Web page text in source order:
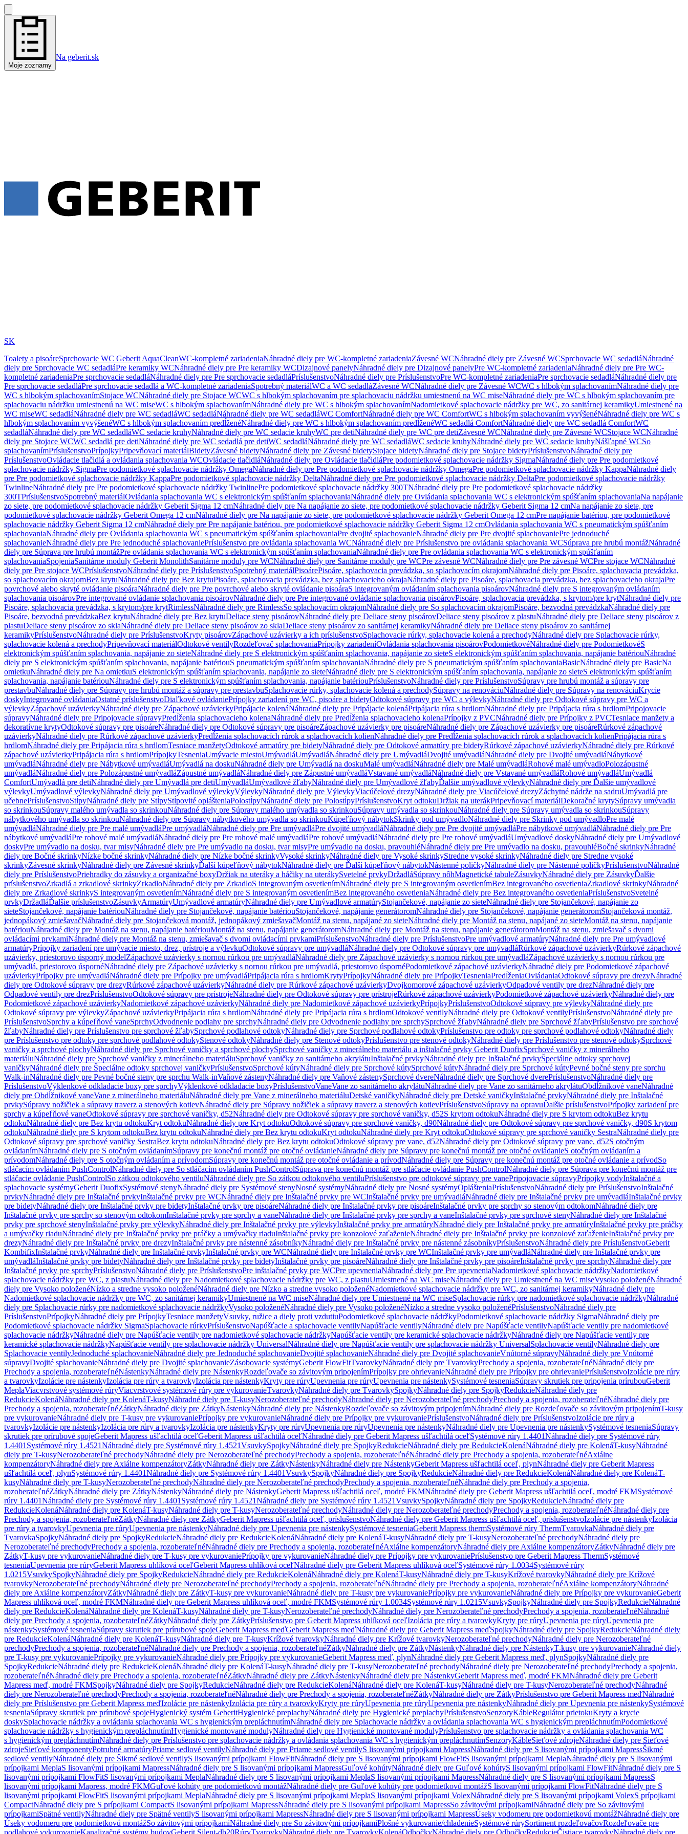
Moje zoznamy
Na geberit.sk
SK
Toalety a pisoáreSprchovacie WC Geberit AquaCleanWC-kompletné zariadeniaNáhradné diely pre WC-kompletné zariadeniaZávesné WCNáhradné diely pre Závesné WCSprchovacie WC sedadláNáhradné
diely pre Sprchovacie WC sedadláPre keramiky WCNáhradné diely pre Pre keramiky WCDizajnové panelyNáhradné diely pre Dizajnové panelyPre WC-kompletné zariadeniaNáhradné diely pre Pre WC-
kompletné zariadeniaPre sprchovacie sedadláNáhradné diely pre Pre sprchovacie sedadláPríslušenstvoNáhradné diely pre PríslušenstvoPre WC-kompletné zariadeniaPre sprchovacie sedadláNáhradné diely pre
Pre sprchovacie sedadláPre sprchovacie sedadlá a WC-kompletné zariadeniaSpotrebný materiálWC a WC sedadláZávesné WCNáhradné diely pre Závesné WCWC s hlbokým splachovanímNáhradné diely pre
WC s hlbokým splachovanímStojace WCNáhradné diely pre Stojace WCWC s hlbokým splachovaním pre splachovaciu nádržku umiestnenú na WC miseNáhradné diely pre WC s hlbokým splachovaním pre
splachovaciu nádržku umiestnenú na WC miseWC s hlbokým splachovanímNáhradné diely pre WC s hlbokým splachovanímNadomietkové splachovacie nádržky pre WC, zo sanitárnej keramikyUmiestnené na
WC miseWC sedadláNáhradné diely pre WC sedadláWC sedadláNáhradné diely pre WC sedadláWC ComfortNáhradné diely pre WC ComfortWC s hlbokým splachovaním vyvýšenéNáhradné diely pre WC s
hlbokým splachovaním vyvýšenéWC s hlbokým splachovaním predĺženéNáhradné diely pre WC s hlbokým splachovaním predĺženéWC sedadlá ComfortNáhradné diely pre WC sedadlá ComfortWC
sedadláNáhradné diely pre WC sedadláWC sedacie kruhyNáhradné diely pre WC sedacie kruhyWC pre detiNáhradné diely pre WC pre detiZávesné WCNáhradné diely pre Závesné WCStojace WCNáhradné
diely pre Stojace WCWC sedadlá pre detiNáhradné diely pre WC sedadlá pre detiWC sedadláNáhradné diely pre WC sedadláWC sedacie kruhyNáhradné diely pre WC sedacie kruhyNášľapné WCSo
splachovanímPríslušenstvoPrípojkyPripevňovací materiálBidetyZávesné bidetyNáhradné diely pre Závesné bidetyStojace bidetyNáhradné diely pre Stojace bidetyPríslušenstvoNáhradné diely pre
PríslušenstvoOvládacie tlačidlá a ovládania splachovania WCOvládacie tlačidláNáhradné diely pre Ovládacie tlačidláPre podomietkové splachovacie nádržky SigmaNáhradné diely pre Pre podomietkové
splachovacie nádržky SigmaPre podomietkové splachovacie nádržky OmegaNáhradné diely pre Pre podomietkové splachovacie nádržky OmegaPre podomietkové splachovacie nádržky KappaNáhradné diely
pre Pre podomietkové splachovacie nádržky KappaPre podomietkové splachovacie nádržky DeltaNáhradné diely pre Pre podomietkové splachovacie nádržky DeltaPre podomietkové splachovacie nádržky
TwinlineNáhradné diely pre Pre podomietkové splachovacie nádržky TwinlinePre podomietkové splachovacie nádržky 300TNáhradné diely pre Pre podomietkové splachovacie nádržky
300TPríslušenstvoSpotrebný materiálOvládania splachovania WC s elektronickým spúšťaním splachovaniaNáhradné diely pre Ovládania splachovania WC s elektronickým spúšťaním splachovaniaNa napájanie
zo siete, pre podomietkové splachovacie nádržky Geberit Sigma 12 cmNáhradné diely pre Na napájanie zo siete, pre podomietkové splachovacie nádržky Geberit Sigma 12 cmNa napájanie zo siete, pre
podomietkové splachovacie nádržky Geberit Omega 12 cmNáhradné diely pre Na napájanie zo siete, pre podomietkové splachovacie nádržky Geberit Omega 12 cmPre napájanie batériou, pre podomietkové
splachovacie nádržky Geberit Sigma 12 cmNáhradné diely pre Pre napájanie batériou, pre podomietkové splachovacie nádržky Geberit Sigma 12 cmOvládania splachovania WC s pneumatickým spúšťaním
splachovaniaNáhradné diely pre Ovládania splachovania WC s pneumatickým spúšťaním splachovaniaPre dvojité splachovanieNáhradné diely pre Pre dvojité splachovaniePre jednoduché
splachovanieNáhradné diely pre Pre jednoduché splachovaniePríslušenstvo pre ovládania splachovania WCNáhradné diely pre Príslušenstvo pre ovládania splachovania WCSúprava pre hrubú montážNáhradné
diely pre Súprava pre hrubú montážPre ovládania splachovania WC s elektronickým spúšťaním splachovaniaNáhradné diely pre Pre ovládania splachovania WC s elektronickým spúšťaním
splachovaniaSpojeniaSanitárne moduly Geberit MonolithSanitárne moduly pre WCNáhradné diely pre Sanitárne moduly pre WCPre závesné WCNáhradné diely pre Pre závesné WCPre stojace WCNáhradné
diely pre Pre stojace WCPríslušenstvoNáhradné diely pre PríslušenstvoSpotrebný materiálPisoárePisoáre, splachovacia prevádzka, so splachovacím okrajomNáhradné diely pre Pisoáre, splachovacia prevádzka,
so splachovacím okrajomBez krytuNáhradné diely pre Bez krytuPisoáre, splachovacia prevádzka, bez splachovacieho okrajaNáhradné diely pre Pisoáre, splachovacia prevádzka, bez splachovacieho okrajaPre
povrchové alebo skryté ovládanie pisoáraNáhradné diely pre Pre povrchové alebo skryté ovládanie pisoáraS integrovaným ovládaním splachovania pisoárovNáhradné diely pre S integrovaným ovládaním
splachovania pisoárovPre integrované ovládanie splachovania pisoárovNáhradné diely pre Pre integrované ovládanie splachovania pisoárovPisoáre, splachovacia prevádzka, s krytom/pre krytNáhradné diely pre
Pisoáre, splachovacia prevádzka, s krytom/pre krytRimlessNáhradné diely pre RimlessSo splachovacím okrajomNáhradné diely pre So splachovacím okrajomPisoáre, bezvodná prevádzkaNáhradné diely pre
Pisoáre, bezvodná prevádzkaBez krytuNáhradné diely pre Bez krytuDeliace steny pisoárovNáhradné diely pre Deliace steny pisoárovDeliace steny pisoárov z plastuNáhradné diely pre Deliace steny pisoárov z
plastuDeliace steny pisoárov zo sklaNáhradné diely pre Deliace steny pisoárov zo sklaDeliace steny pisoárov zo sanitárnej keramikyNáhradné diely pre Deliace steny pisoárov zo sanitárnej
keramikyPríslušenstvoNáhradné diely pre PríslušenstvoKryty pisoárovZápachové uzávierky a ich príslušenstvoSplachovacie rúrky, splachovacie kolená a prechodyNáhradné diely pre Splachovacie rúrky,
splachovacie kolená a prechodyPripevňovací materiálOdtokové ventilyRozdeľovač splachovaniaPrípojky zariadeníOvládania splachovania pisoárovPodomietkovéNáhradné diely pre PodomietkovéS
elektronickým spúšťaním splachovania, napájanie zo sieteNáhradné diely pre S elektronickým spúšťaním splachovania, napájanie zo sieteS elektronickým spúšťaním splachovania, napájanie batériouNáhradné
diely pre S elektronickým spúšťaním splachovania, napájanie batériouS pneumatickým spúšťaním splachovaniaNáhradné diely pre S pneumatickým spúšťaním splachovaniaBasicNáhradné diely pre BasicNa
omietkuNáhradné diely pre Na omietkuS elektronickým spúšťaním splachovania, napájanie zo sieteNáhradné diely pre S elektronickým spúšťaním splachovania, napájanie zo sieteS elektronickým spúšťaním
splachovania, napájanie batériouNáhradné diely pre S elektronickým spúšťaním splachovania, napájanie batériouPríslušenstvoNáhradné diely pre PríslušenstvoSúpravy pre hrubú montáž a súpravy pre
prestavbuNáhradné diely pre Súpravy pre hrubú montáž a súpravy pre prestavbuSplachovacie rúrky, splachovacie kolená a prechodySúpravy na renováciuNáhradné diely pre Súpravy na renováciuKrycie
doskyIntegrované ovládaniaOstatné príslušenstvoDiaľkové ovládaniePrípojky zariadení pre WC, pisoáre a bidetyOdtokové súpravy pre WC a výlevkyNáhradné diely pre Odtokové súpravy pre WC a
výlevkyZápachové uzávierkyNáhradné diely pre Zápachové uzávierkyPripájacie kolenáNáhradné diely pre Pripájacie kolenáPripájacia rúra s hrdlomNáhradné diely pre Pripájacia rúra s hrdlomPripojovacie
súpravyNáhradné diely pre Pripojovacie súpravyPredĺženia splachovacieho kolenaNáhradné diely pre Predĺženia splachovacieho kolenaPrípojky z PVCNáhradné diely pre Prípojky z PVCTesniace manžety a
dekoratívne krytyOdtokové súpravy pre pisoáreNáhradné diely pre Odtokové súpravy pre pisoáreZápachové uzávierky pre pisoáreNáhradné diely pre Zápachové uzávierky pre pisoáreRúrkové zápachové
uzávierkyNáhradné diely pre Rúrkové zápachové uzávierkyPredĺženia splachovacích rúrok a splachovacích kolienNáhradné diely pre Predĺženia splachovacích rúrok a splachovacích kolienPripájacia rúra s
hrdlomNáhradné diely pre Pripájacia rúra s hrdlomTesniace manžetyOdtokové armatúry pre bidetyNáhradné diely pre Odtokové armatúry pre bidetyRúrkové zápachové uzávierkyNáhradné diely pre Rúrkové
zápachové uzávierkyPripájacia rúra s hrdlomPrípojkyTesneniaUmývacie miestoUmývadláUmývadláNáhradné diely pre UmývadláDvojité umývadláNáhradné diely pre Dvojité umývadláNábytkové
umývadláNáhradné diely pre Nábytkové umývadláUmývadlá na doskuNáhradné diely pre Umývadlá na doskuMalé umývadláNáhradné diely pre Malé umývadláRohové malé umývadloPolozápustné
umývadláNáhradné diely pre Polozápustné umývadláZápustné umývadláNáhradné diely pre Zápustné umývadláVstavané umývadláNáhradné diely pre Vstavané umývadláRohové umývadláUmývadlá
ComfortUmývadlá pre detiNáhradné diely pre Umývadlá pre detiUmývadláUmývadlové žľabyNáhradné diely pre Umývadlové žľabyĎalšie umývadlové výlevkyNáhradné diely pre Ďalšie umývadlové
výlevkyUmývadlové výlevkyNáhradné diely pre Umývadlové výlevkyVýlevkyNáhradné diely pre VýlevkyViacúčelové drezyNáhradné diely pre Viacúčelové drezyZáchytné nádrže na sadruUmývadlá pre
učebnePríslušenstvoStĺpyNáhradné diely pre StĺpyStĺpovité oplášteniaPolostĺpyNáhradné diely pre PolostĺpyPríslušenstvoKryt odtokuDržiak na uterákPripevňovací materiálDekoračné krytySúpravy umývadla
so skrinkouSúpravy malého umývadla so skrinkouNáhradné diely pre Súpravy malého umývadla so skrinkouSúpravy umývadla so skrinkouNáhradné diely pre Súpravy umývadla so skrinkouSúpravy
nábytkového umývadla so skrinkouNáhradné diely pre Súpravy nábytkového umývadla so skrinkouKúpeľňový nábytokSkrinky pod umývadloNáhradné diely pre Skrinky pod umývadloPre malé
umývadláNáhradné diely pre Pre malé umývadláPre umývadláNáhradné diely pre Pre umývadláPre dvojité umývadláNáhradné diely pre Pre dvojité umývadláPre nábytkové umývadláNáhradné diely pre Pre
nábytkové umývadláPre rohové malé umývadláNáhradné diely pre Pre rohové malé umývadláPre rohové umývadláNáhradné diely pre Pre rohové umývadláUmývadlové doskyNáhradné diely pre Umývadlové
doskyPre umývadlo na dosku, tvar misyNáhradné diely pre Pre umývadlo na dosku, tvar misyPre umývadlo na dosku, pravouhléNáhradné diely pre Pre umývadlo na dosku, pravouhléBočné skrinkyNáhradné
diely pre Bočné skrinkyNízke bočné skrinkyNáhradné diely pre Nízke bočné skrinkyVysoké skrinkyNáhradné diely pre Vysoké skrinkyStredne vysoké skrinkyNáhradné diely pre Stredne vysoké
skrinkyZávesné skrinkyNáhradné diely pre Závesné skrinkyĎalší kúpeľňový nábytokNáhradné diely pre Ďalší kúpeľňový nábytokNástenné poličkyNáhradné diely pre Nástenné poličkyPríslušenstvoNáhradné
diely pre PríslušenstvoPriehradky do zásuvky a organizačné boxyDržiak na uteráky a háčiky na uterákySvetelné prvkyDržadláSúpravy nôhMagnetické tabuleZásuvkyNáhradné diely pre ZásuvkyĎalšie
príslušenstvoZrkadlá a zrkadlové skrinkyZrkadloNáhradné diely pre ZrkadloS integrovaným osvetlenímNáhradné diely pre S integrovaným osvetlenímBez integrovaného osvetleniaZrkadlové skrinkyNáhradné
diely pre Zrkadlové skrinkyS integrovaným osvetlenímNáhradné diely pre S integrovaným osvetlenímBez integrovaného osvetleniaNáhradné diely pre Bez integrovaného osvetleniaPríslušenstvoSvetelné
prvkyDržadláĎalšie príslušenstvoZásuvkyArmatúryUmývadlové armatúryNáhradné diely pre Umývadlové armatúryStojančekové, napájanie zo sieteNáhradné diely pre Stojančekové, napájanie zo
sieteStojančekové, napájanie batériouNáhradné diely pre Stojančekové, napájanie batériouStojančekové, napájanie generátoromNáhradné diely pre Stojančekové, napájanie generátoromStojančeková montáž,
jednopákový zmiešavačNáhradné diely pre Stojančeková montáž, jednopákový zmiešavačMontáž na stenu, napájané zo sieteNáhradné diely pre Montáž na stenu, napájané zo sieteMontáž na stenu, napájanie
batériouNáhradné diely pre Montáž na stenu, napájanie batériouMontáž na stenu, napájanie generátoromNáhradné diely pre Montáž na stenu, napájanie generátoromMontáž na stenu, zmiešavač s dvomi
ovládacími prvkamiNáhradné diely pre Montáž na stenu, zmiešavač s dvomi ovládacími prvkamiPríslušenstvoNáhradné diely pre PríslušenstvoPre umývadlové armatúryNáhradné diely pre Pre umývadlové
armatúryPrípojky zariadení pre umývacie miesto, drez, prístroje a výlevkuOdtokové súpravy pre umývadláNáhradné diely pre Odtokové súpravy pre umývadláRúrkové zápachové uzávierkyRúrkové zápachové
uzávierky, priestorovo úsporný modelZápachové uzávierky s nornou rúrkou pre umývadláNáhradné diely pre Zápachové uzávierky s nornou rúrkou pre umývadláZápachové uzávierky s nornou rúrkou pre
umývadlá, priestorovo úspornéNáhradné diely pre Zápachové uzávierky s nornou rúrkou pre umývadlá, priestorovo úspornéPodomietkové zápachové uzávierkyNáhradné diely pre Podomietkové zápachové
uzávierkyPrípojky pre umývadláNáhradné diely pre Prípojky pre umývadláPripájacia rúra s hrdlomKrytyPrípojkyNáhradné diely pre PrípojkyTesneniaPredĺženiaOvládaniaOdtokové súpravy pre drezyNáhradné
diely pre Odtokové súpravy pre drezyRúrkové zápachové uzávierkyNáhradné diely pre Rúrkové zápachové uzávierkyDvojkomorové zápachové uzávierkyOdpadové ventily pre drezNáhradné diely pre
Odpadové ventily pre drezPríslušenstvoOdtokové súpravy pre prístrojeNáhradné diely pre Odtokové súpravy pre prístrojeRúrkové zápachové uzávierkyPodomietkové zápachové uzávierkyNáhradné diely pre
Podomietkové zápachové uzávierkyNadomietkové zápachové uzávierkyNáhradné diely pre Nadomietkové zápachové uzávierkyPrípojkyPríslušenstvoOdtokové súpravy pre výlevkyNáhradné diely pre
Odtokové súpravy pre výlevkyZápachové uzávierkyPripájacia rúra s hrdlomNáhradné diely pre Pripájacia rúra s hrdlomOdtokové ventilyNáhradné diely pre Odtokové ventilyPríslušenstvoNáhradné diely pre
PríslušenstvoSprchy a kúpeľňové vaneSprchyOdvodnenie podlahy pre sprchyNáhradné diely pre Odvodnenie podlahy pre sprchySprchové žľabyNáhradné diely pre Sprchové žľabyPríslušenstvo pre sprchové
žľabyNáhradné diely pre Príslušenstvo pre sprchové žľabySprchové podlahové odtokyNáhradné diely pre Sprchové podlahové odtokyPríslušenstvo pre odtoky pre sprchové podlahové odtokyNáhradné diely
pre Príslušenstvo pre odtoky pre sprchové podlahové odtokyStenové odtokyNáhradné diely pre Stenové odtokyPríslušenstvo pre stenové odtokyNáhradné diely pre Príslušenstvo pre stenové odtokySprchové
vaničky a sprchové plochyNáhradné diely pre Sprchové vaničky a sprchové plochySprchové vaničky z minerálneho materiálu a inštalačné prvky Geberit DuofixSprchové vaničky z minerálneho
materiáluNáhradné diely pre Sprchové vaničky z minerálneho materiáluSprchové vaničky zo sanitárneho akrylátuInštalačné prvkyNáhradné diely pre Inštalačné prvkyŠpeciálne odtoky sprchovej
vaničkyNáhradné diely pre Špeciálne odtoky sprchovej vaničkyPríslušenstvoSprchové kútyNáhradné diely pre Sprchové kútySprchové kútyNáhradné diely pre Sprchové kútyPevné bočné steny pre sprchu
Walk-inNáhradné diely pre Pevné bočné steny pre sprchu Walk-inVaňové zástenyNáhradné diely pre Vaňové zástenySprchové dvereNáhradné diely pre Sprchové dverePríslušenstvoNáhradné diely pre
PríslušenstvoVýklenkové odkladacie boxy pre sprchyVýklenkové odkladacie boxyPríslušenstvoVaneVane zo sanitárneho akrylátuNáhradné diely pre Vane zo sanitárneho akrylátuObdĺžnikové vaneNáhradné
diely pre Obdĺžnikové vaneVane z minerálneho materiáluNáhradné diely pre Vane z minerálneho materiáluDetské vaničkyNáhradné diely pre Detské vaničkyInštalačné prvkyNáhradné diely pre Inštalačné
prvkySúpravy nožičiek a súpravy traverz a stenových kotievNáhradné diely pre Súpravy nožičiek a súpravy traverz a stenových kotievPríslušenstvoSúpravy na opravuĎalšie príslušenstvoPrípojky zariadení pre
sprchy a kúpeľňové vaneOdtokové súpravy pre sprchové vaničky, d52Náhradné diely pre Odtokové súpravy pre sprchové vaničky, d52S krytom odtokuNáhradné diely pre S krytom odtokuBez krytu
odtokuNáhradné diely pre Bez krytu odtokuKryt odtokuNáhradné diely pre Kryt odtokuOdtokové súpravy pre sprchové vaničky, d90Náhradné diely pre Odtokové súpravy pre sprchové vaničky, d90S krytom
odtokuNáhradné diely pre S krytom odtokuBez krytu odtokuNáhradné diely pre Bez krytu odtokuKryt odtokuNáhradné diely pre Kryt odtokuOdtokové súpravy pre sprchové vaničky SestraNáhradné diely pre
Odtokové súpravy pre sprchové vaničky SestraBez krytu odtokuNáhradné diely pre Bez krytu odtokuOdtokové súpravy pre vane, d52Náhradné diely pre Odtokové súpravy pre vane, d52S otočným
ovládanímNáhradné diely pre S otočným ovládanímSúpravy pre konečnú montáž pre otočné ovládanieNáhradné diely pre Súpravy pre konečnú montáž pre otočné ovládanieS otočným ovládaním a
prívodomNáhradné diely pre S otočným ovládaním a prívodomSúpravy pre konečnú montáž pre otočné ovládanie a prívodNáhradné diely pre Súpravy pre konečnú montáž pre otočné ovládanie a prívodSo
stláčacím ovládaním PushControlNáhradné diely pre So stláčacím ovládaním PushControlSúprava pre konečnú montáž pre stláčacie ovládanie PushControlNáhradné diely pre Súprava pre konečnú montáž pre
stláčacie ovládanie PushControlSo zátkou odtokového ventiluNáhradné diely pre So zátkou odtokového ventiluPríslušenstvo pre odtokové súpravy pre vanePripojovacie súpravyPrípojky vodyInštalačné a
splachovacie systémyGeberit DuofixSystémové stenyNáhradné diely pre Systémové stenyNosné systémyNáhradné diely pre Nosné systémyOplášteniaPríslušenstvoNáhradné diely pre PríslušenstvoInštalačné
prvkyNáhradné diely pre Inštalačné prvkyInštalačné prvky pre WCNáhradné diely pre Inštalačné prvky pre WCInštalačné prvky pre umývadláNáhradné diely pre Inštalačné prvky pre umývadláInštalačné prvky
pre bidetyNáhradné diely pre Inštalačné prvky pre bidetyInštalačné prvky pre pisoáreNáhradné diely pre Inštalačné prvky pre pisoáreInštalačné prvky pre sprchy so stenovým odtokomNáhradné diely pre
Inštalačné prvky pre sprchy so stenovým odtokomInštalačné prvky pre sprchy a vaneNáhradné diely pre Inštalačné prvky pre sprchy a vaneInštalačné prvky pre sprchové stenyNáhradné diely pre Inštalačné
prvky pre sprchové stenyInštalačné prvky pre výlevkyNáhradné diely pre Inštalačné prvky pre výlevkyInštalačné prvky pre armatúryNáhradné diely pre Inštalačné prvky pre armatúryInštalačné prvky pre práčky
a umývačky riaduNáhradné diely pre Inštalačné prvky pre práčky a umývačky riaduInštalačné prvky pre konzolové zaťaženieNáhradné diely pre Inštalačné prvky pre konzolové zaťaženieInštalačné prvky pre
drezyNáhradné diely pre Inštalačné prvky pre drezyInštalačné prvky pre nástenné zásobníkyNáhradné diely pre Inštalačné prvky pre nástenné zásobníkyPríslušenstvoNáhradné diely pre PríslušenstvoGeberit
KombifixInštalačné prvkyNáhradné diely pre Inštalačné prvkyInštalačné prvky pre WCNáhradné diely pre Inštalačné prvky pre WCInštalačné prvky pre umývadláNáhradné diely pre Inštalačné prvky pre
umývadláInštalačné prvky pre bidetyNáhradné diely pre Inštalačné prvky pre bidetyInštalačné prvky pre pisoáreNáhradné diely pre Inštalačné prvky pre pisoáreInštalačné prvky pre sprchyNáhradné diely pre
Inštalačné prvky pre sprchyPríslušenstvoNáhradné diely pre PríslušenstvoPre inštalačné prvky pre WCPre upevneniaNáhradné diely pre Pre upevneniaNadomietkové splachovacie nádržkyNadomietkové
splachovacie nádržky pre WC, z plastuNáhradné diely pre Nadomietkové splachovacie nádržky pre WC, z plastuUmiestnené na WC miseNáhradné diely pre Umiestnené na WC miseVysoko položenéNáhradné
diely pre Vysoko položenéNízko a stredne vysoko položenéNáhradné diely pre Nízko a stredne vysoko položenéNadomietkové splachovacie nádržky pre WC, zo sanitárnej keramikyNáhradné diely pre
Nadomietkové splachovacie nádržky pre WC, zo sanitárnej keramikyUmiestnené na WC miseNáhradné diely pre Umiestnené na WC miseSplachovacie rúrky pre nadomietkové splachovacie nádržkyNáhradné
diely pre Splachovacie rúrky pre nadomietkové splachovacie nádržkyVysoko položenéNáhradné diely pre Vysoko položenéNízko a stredne vysoko položenéPríslušenstvoNáhradné diely pre
PríslušenstvoPrípojkyNáhradné diely pre PrípojkyTesniace manžetyVsuvky, ružice a diely proti vzdutiuPodomietkové splachovacie nádržkyPodomietkové splachovacie nádržky SigmaNáhradné diely pre
Podomietkové splachovacie nádržky SigmaSplachovacie rúrkyPríslušenstvoNapúšťacie a splachovacie ventilyNapúšťacie ventilyNáhradné diely pre Napúšťacie ventilyNapúšťacie ventily pre nadomietkové
splachovacie nádržkyNáhradné diely pre Napúšťacie ventily pre nadomietkové splachovacie nádržkyNapúšťacie ventily pre keramické splachovacie nádržkyNáhradné diely pre Napúšťacie ventily pre
keramické splachovacie nádržkyNapúšťacie ventily pre splachovacie nádržky UniversalNáhradné diely pre Napúšťacie ventily pre splachovacie nádržky UniversalSplachovacie ventilyNáhradné diely pre
Splachovacie ventilyJednoduché splachovanieNáhradné diely pre Jednoduché splachovanieDvojité splachovanieNáhradné diely pre Dvojité splachovanieVnútorné súpravyNáhradné diely pre Vnútorné
súpravyDvojité splachovanieNáhradné diely pre Dvojité splachovanieZásobovacie systémyGeberit FlowFitTvarovkyNáhradné diely pre TvarovkyPrechody a spojenia, rozoberateľnéNáhradné diely pre
Prechody a spojenia, rozoberateľnéNástenkyNáhradné diely pre NástenkyRozdeľovače so závitovým pripojenímPrípojky pre ohrievanieNáhradné diely pre Prípojky pre ohrievaniePríslušenstvoIzolácie pre rúry
a tvarovkyIzolácie pre nástenkyIzolácia pre rúry a tvarovkyIzolácia pre nástenkyKryty pre rúryUpevnenia pre rúryUpevnenia pre nástenkySystémové tesneniaSúpravy skrutiek pre pripojenia prírubouGeberit
MeplaViacvrstvové systémové rúryViacvrstvové systémové rúry pre vykurovanieTvarovkyNáhradné diely pre TvarovkySpojkyNáhradné diely pre SpojkyRedukcieNáhradné diely pre
RedukcieKolenáNáhradné diely pre KolenáT-kusyNáhradné diely pre T-kusyNerozoberateľné prechodyNáhradné diely pre Nerozoberateľné prechodyPrechody a spojenia, rozoberateľnéNáhradné diely pre
Prechody a spojenia, rozoberateľnéZátkyNáhradné diely pre ZátkyNástenkyNáhradné diely pre NástenkyRozdeľovače so závitovým pripojenímNáhradné diely pre Rozdeľovače so závitovým pripojenímT-kusy
pre vykurovanieNáhradné diely pre T-kusy pre vykurovaniePrípojky pre vykurovanieNáhradné diely pre Prípojky pre vykurovaniePríslušenstvoNáhradné diely pre PríslušenstvoIzolácie pre rúry a
tvarovkyIzolácie pre nástenkyIzolácia pre rúry a tvarovkyIzolácia pre nástenkyKryty pre rúryUpevnenia pre rúryUpevnenia pre nástenkyNáhradné diely pre Upevnenia pre nástenkySystémové tesneniaSúpravy
skrutiek pre prírubové spojeGeberit Mapress ušľachtilá oceľGeberit Mapress ušľachtilá oceľNáhradné diely pre Geberit Mapress ušľachtilá oceľSystémové rúry 1.4401Náhradné diely pre Systémové rúry
1.4401 Systémové rúry 1.4521Náhradné diely pre Systémové rúry 1.4521VsuvkySpojkyNáhradné diely pre SpojkyRedukcieNáhradné diely pre RedukcieKolenáNáhradné diely pre KolenáT-kusyNáhradné
diely pre T-kusyNerozoberateľné prechodyNáhradné diely pre Nerozoberateľné prechodyPrechody a spojenia, rozoberateľnéNáhradné diely pre Prechody a spojenia, rozoberateľnéAxiálne
kompenzátoryNáhradné diely pre Axiálne kompenzátoryZátkyNáhradné diely pre ZátkyNástenkyNáhradné diely pre NástenkyGeberit Mapress ušľachtilá oceľ, plynNáhradné diely pre Geberit Mapress
ušľachtilá oceľ, plynSystémové rúry 1.4401Náhradné diely pre Systémové rúry 1.4401VsuvkySpojkyNáhradné diely pre SpojkyRedukcieNáhradné diely pre RedukcieKolenáNáhradné diely pre KolenáT-
kusyNáhradné diely pre T-kusyNerozoberateľné prechodyNáhradné diely pre Nerozoberateľné prechodyPrechody a spojenia, rozoberateľnéNáhradné diely pre Prechody a spojenia,
rozoberateľnéZátkyNáhradné diely pre ZátkyNástenkyNáhradné diely pre NástenkyGeberit Mapress ušľachtilá oceľ, modré FKMNáhradné diely pre Geberit Mapress ušľachtilá oceľ, modré FKMSystémové
rúry 1.4401Náhradné diely pre Systémové rúry 1.4401 Systémové rúry 1.4521Náhradné diely pre Systémové rúry 1.4521VsuvkySpojkyNáhradné diely pre SpojkyRedukcieNáhradné diely pre
RedukcieKolenáNáhradné diely pre KolenáT-kusyNáhradné diely pre T-kusyNerozoberateľné prechodyNáhradné diely pre Nerozoberateľné prechodyPrechody a spojenia, rozoberateľnéNáhradné diely pre
Prechody a spojenia, rozoberateľnéZátkyNáhradné diely pre ZátkyGeberit Mapress ušľachtilá oceľ, príslušenstvoNáhradné diely pre Geberit Mapress ušľachtilá oceľ, príslušenstvoIzolácie pre nástenkyIzolácia
pre rúry a tvarovkyUpevnenia pre rúryUpevnenia pre nástenkyNáhradné diely pre Upevnenia pre nástenkySystémové tesneniaGeberit Mapress thermSystémové rúry ThermTvarovkaNáhradné diely pre
TvarovkaSpojkyNáhradné diely pre SpojkyRedukcieNáhradné diely pre RedukcieKolenáNáhradné diely pre KolenáT-kusyNáhradné diely pre T-kusyNerozoberateľné prechodyNáhradné diely pre
Nerozoberateľné prechodyPrechody a spojenia, rozoberateľnéNáhradné diely pre Prechody a spojenia, rozoberateľnéAxiálne kompenzátoryNáhradné diely pre Axiálne kompenzátoryZátkyNáhradné diely pre
ZátkyT-kusy pre vykurovanieNáhradné diely pre T-kusy pre vykurovaniePrípojky pre vykurovanieNáhradné diely pre Prípojky pre vykurovaniePríslušenstvo pre Geberit Mapress ThermSystémové
tesneniaUpevnenia pre rúryGeberit Mapress uhlíková oceľGeberit Mapress uhlíková oceľNáhradné diely pre Geberit Mapress uhlíková oceľSystémové rúry 1.0034Systémové rúry
1.0215VsuvkySpojkyNáhradné diely pre SpojkyRedukcieNáhradné diely pre RedukcieKolenáNáhradné diely pre KolenáT-kusyNáhradné diely pre T-kusyKrížové tvarovkyNáhradné diely pre Krížové
tvarovkyNerozoberateľné prechodyNáhradné diely pre Nerozoberateľné prechodyPrechody a spojenia, rozoberateľnéNáhradné diely pre Prechody a spojenia, rozoberateľnéAxiálne kompenzátoryNáhradné
diely pre Axiálne kompenzátoryZátkyNáhradné diely pre ZátkyT-kusy pre vykurovanieNáhradné diely pre T-kusy pre vykurovaniePrípojky pre vykurovanieNáhradné diely pre Prípojky pre vykurovanieGeberit
Mapress uhlíková oceľ, modré FKMNáhradné diely pre Geberit Mapress uhlíková oceľ, modré FKMSystémové rúry 1.0034Systémové rúry 1.0215VsuvkySpojkyNáhradné diely pre SpojkyRedukcieNáhradné
diely pre RedukcieKolenáNáhradné diely pre KolenáT-kusyNáhradné diely pre T-kusyNerozoberateľné prechodyNáhradné diely pre Nerozoberateľné prechodyPrechody a spojenia, rozoberateľnéNáhradné
diely pre Prechody a spojenia, rozoberateľnéZátkyNáhradné diely pre ZátkyPríslušenstvo pre Geberit Mapress uhlíková oceľIzolácia pre rúry a tvarovkyKryty pre rúryUpevnenia pre rúryUpevnenia pre
nástenkySystémové tesneniaSúpravy skrutiek pre prírubové spojeGeberit Mapress meďGeberit Mapress meďNáhradné diely pre Geberit Mapress meďSpojkyNáhradné diely pre SpojkyRedukcieNáhradné diely
pre RedukcieKolenáNáhradné diely pre KolenáT-kusyNáhradné diely pre T-kusyKrížové tvarovkyNáhradné diely pre Krížové tvarovkyNerozoberateľné prechodyNáhradné diely pre Nerozoberateľné
prechodyPrechody a spojenia, rozoberateľnéNáhradné diely pre Prechody a spojenia, rozoberateľnéZátkyNáhradné diely pre ZátkyNástenkyNáhradné diely pre NástenkyT-kusy pre vykurovanieNáhradné diely
pre T-kusy pre vykurovaniePrípojky pre vykurovanieNáhradné diely pre Prípojky pre vykurovanieGeberit Mapress meď, plynNáhradné diely pre Geberit Mapress meď, plynSpojkyNáhradné diely pre
SpojkyRedukcieNáhradné diely pre RedukcieKolenáNáhradné diely pre KolenáT-kusyNáhradné diely pre T-kusyNerozoberateľné prechodyNáhradné diely pre Nerozoberateľné prechodyPrechody a spojenia,
rozoberateľnéNáhradné diely pre Prechody a spojenia, rozoberateľnéZátkyNáhradné diely pre ZátkyNástenkyNáhradné diely pre NástenkyGeberit Mapress meď, modré FKMNáhradné diely pre Geberit
Mapress meď, modré FKMSpojkyNáhradné diely pre SpojkyRedukcieNáhradné diely pre RedukcieKolenáNáhradné diely pre KolenáT-kusyNáhradné diely pre T-kusyNerozoberateľné prechodyNáhradné
diely pre Nerozoberateľné prechodyPrechody a spojenia, rozoberateľnéNáhradné diely pre Prechody a spojenia, rozoberateľnéZátkyNáhradné diely pre ZátkyPríslušenstvo pre Geberit Mapress meďNáhradné
diely pre Príslušenstvo pre Geberit Mapress meďIzolácie pre nástenkyIzolácia pre rúry a tvarovkyKryty pre rúryUpevnenia pre rúryUpevnenia pre nástenkyNáhradné diely pre Upevnenia pre nástenkySystémové
tesneniaSúpravy skrutiek pre prírubové spojeHygienický systém GeberitHygienické preplachyNáhradné diely pre Hygienické preplachyPríslušenstvoSenzoryKábleRegulátor prietokuKryty a krycie
doskySplachovacie nádržky a ovládania splachovania WC s hygienickým prepláchnutímNáhradné diely pre Splachovacie nádržky a ovládania splachovania WC s hygienickým prepláchnutímPodomietkové
splachovacie nádržky s hygienickým prepláchnutímHygienické montované modulyNáhradné diely pre Hygienické montované modulyPríslušenstvo pre splachovacie nádržky a ovládania splachovania WC
s hygienickým prepláchnutímNáhradné diely pre Príslušenstvo pre splachovacie nádržky a ovládania splachovania WC s hygienickým prepláchnutímSenzoryKábleSieťové zdrojeNáhradné diely pre Sieťové
zdrojeSieťové komponentyPotrubné armatúryPriame sedlové ventilyNáhradné diely pre Priame sedlové ventilyS lisovanými prípojkami MapressNáhradné diely pre S lisovanými prípojkami MapressŠikmé
sedlové ventilyNáhradné diely pre Šikmé sedlové ventilyS lisovanými prípojkami FlowFitNáhradné diely pre S lisovanými prípojkami FlowFitS lisovanými prípojkami MeplaNáhradné diely pre S lisovanými
prípojkami MeplaS lisovanými prípojkami MapressNáhradné diely pre S lisovanými prípojkami MapressGuľové kohútyNáhradné diely pre Guľové kohútyS lisovanými prípojkami FlowFitNáhradné diely pre S
lisovanými prípojkami FlowFitS lisovanými prípojkami MeplaNáhradné diely pre S lisovanými prípojkami MeplaS lisovanými prípojkami MapressNáhradné diely pre S lisovanými prípojkami MapressS
lisovanými prípojkami Mapress, modré FKMGuľové kohúty pre podomietkovú montážNáhradné diely pre Guľové kohúty pre podomietkovú montážS lisovanými prípojkami FlowFitNáhradné diely pre S
lisovanými prípojkami FlowFitS lisovanými prípojkami MeplaNáhradné diely pre S lisovanými prípojkami MeplaS lisovanými prípojkami VolexNáhradné diely pre S lisovanými prípojkami VolexS prípojkami
CompactNáhradné diely pre S prípojkami CompactS lisovanými prípojkami MapressNáhradné diely pre S lisovanými prípojkami MapressSo závitovými prípojkamiNáhradné diely pre So závitovými
prípojkamiSpätné ventilyNáhradné diely pre Spätné ventilyS lisovanými prípojkami MapressNáhradné diely pre S lisovanými prípojkami MapressÚseky vodomeru pre podomietkovú montážNáhradné diely pre
Úseky vodomeru pre podomietkovú montážSo závitovými prípojkamiNáhradné diely pre So závitovými prípojkamiPlošné vykurovanie/chladenieSystémové rúrySortiment rozdeľovačovRozdeľovače pre
podlahové vykurovanieKanalizačné systémy budovGeberit Silent-db20RúryTvarovkyNáhradné diely pre TvarovkyKolenáOdbočkyNáhradné diely pre OdbočkyRedukcieČistiace tvarovkyNáhradné diely pre